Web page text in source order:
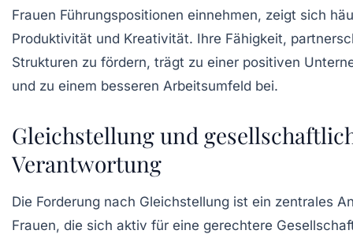
Frauen Führungspositionen einnehmen, zeigt sich
Produktivität und Kreativität. Ihre Fähigkeit,
Strukturen zu fördern, trägt zu einer positiven
und zu einem besseren Arbeitsumfeld bei.
Gleichstellung und
Verantwortung
Die Forderung nach Gleichstellung ist ein zentrales
Frauen, die sich aktiv für eine gerechtere